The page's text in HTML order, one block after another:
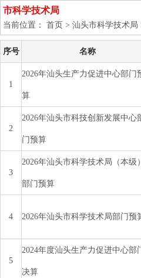
市科学技术局
当前位置： 首页 > 汕头市科学技术
序号 名称
1
2026年汕头生产力促进中心部门
算
2
2026年汕头市科技创新发展中心
门预算
3
2026年汕头市科学技术局（本级）
部门预算
4 2026年汕头市科学技术局部门预
5
2024年度汕头生产力促进中心部
决算